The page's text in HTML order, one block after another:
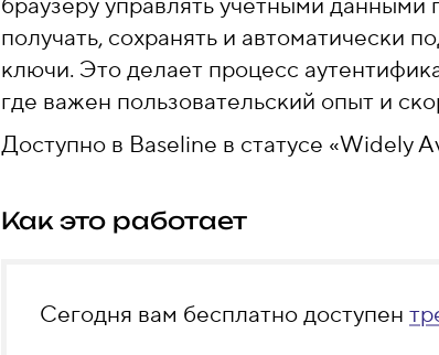
браузеру управлять учётными
получать, сохранять и автоматически
ключи. Это делает процесс
где важен пользовательский опыт и
Доступно в Baseline в статусе «Widely
Как это работает
Сегодня вам бесплатно доступен